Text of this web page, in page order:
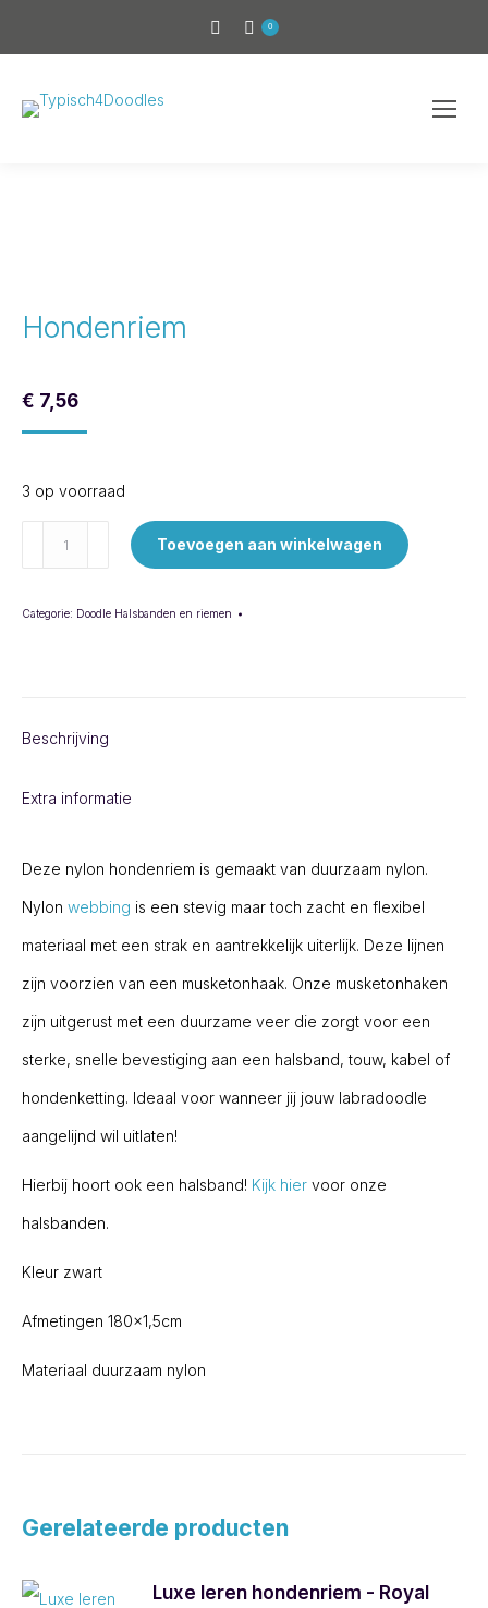
0
Hondenriem
€ 7,56
3 op voorraad
Hondenriem Toevoegen aan winkelwagen
Categorie: Doodle Halsbanden en riemen
Beschrijving
Extra informatie
Deze nylon hondenriem is gemaakt van duurzaam nylon.
Nylon webbing is een stevig maar toch zacht en flexibel
materiaal met een strak en aantrekkelijk uiterlijk. Deze lijnen
zijn voorzien van een musketonhaak. Onze musketonhaken
zijn uitgerust met een duurzame veer die zorgt voor een
sterke, snelle bevestiging aan een halsband, touw, kabel of
hondenketting. Ideaal voor wanneer jij jouw labradoodle
aangelijnd wil uitlaten!
Hierbij hoort ook een halsband! Kijk hier voor onze
halsbanden.
Kleur zwart
Afmetingen 180×1,5cm
Materiaal duurzaam nylon
Gerelateerde producten
Luxe leren hondenriem - Royal